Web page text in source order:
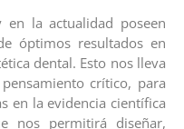
en la actualidad poseen
óptimos resultados en
dental. Esto nos lleva
crítico, para
en la evidencia científica
nos permitirá diseñar,